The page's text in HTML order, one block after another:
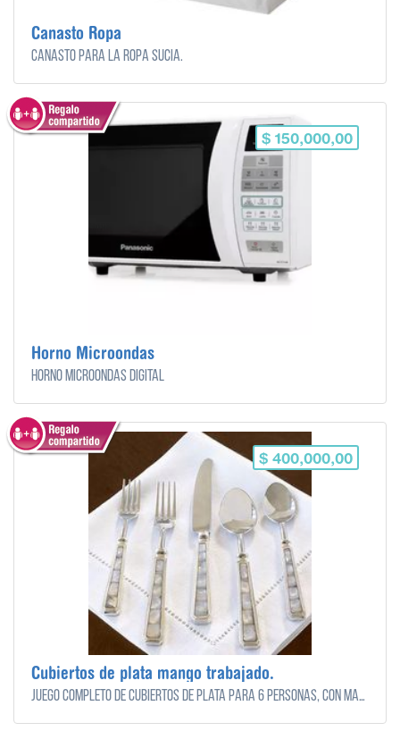
Canasto Ropa
Canasto para la ropa sucia.
$ 150,000,00
Horno Microondas
Horno microondas digital
$ 400,000,00
Cubiertos de plata mango trabajado.
Juego completo de cubiertos de plata para 6 personas, con mango trabajdo.